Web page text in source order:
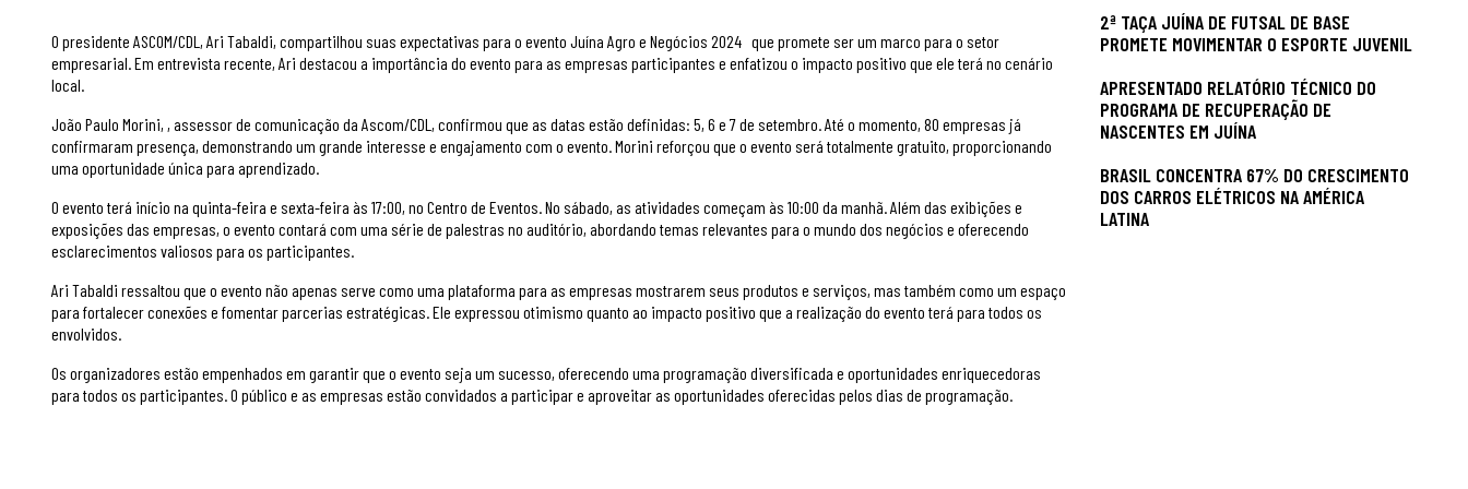
O presidente ASCOM/CDL, Ari Tabaldi, compartilhou suas expectativas para o evento Juína Agro e Negócios 2024 que promete ser um marco para o setor
empresarial. Em entrevista recente, Ari destacou a importância do evento para as empresas participantes e enfatizou o impacto positivo que ele terá no cenário
local.
João Paulo Morini, , assessor de comunicação da Ascom/CDL, confirmou que as datas estão definidas: 5, 6 e 7 de setembro. Até o momento, 80 empresas já
confirmaram presença, demonstrando um grande interesse e engajamento com o evento. Morini reforçou que o evento será totalmente gratuito, proporcionando
uma oportunidade única para aprendizado.
O evento terá início na quinta-feira e sexta-feira às 17:00, no Centro de Eventos. No sábado, as atividades começam às 10:00 da manhã. Além das exibições e
exposições das empresas, o evento contará com uma série de palestras no auditório, abordando temas relevantes para o mundo dos negócios e oferecendo
esclarecimentos valiosos para os participantes.
Ari Tabaldi ressaltou que o evento não apenas serve como uma plataforma para as empresas mostrarem seus produtos e serviços, mas também como um espaço
para fortalecer conexões e fomentar parcerias estratégicas. Ele expressou otimismo quanto ao impacto positivo que a realização do evento terá para todos os
envolvidos.
Os organizadores estão empenhados em garantir que o evento seja um sucesso, oferecendo uma programação diversificada e oportunidades enriquecedoras
para todos os participantes. O público e as empresas estão convidados a participar e aproveitar as oportunidades oferecidas pelos dias de programação.
2ª TAÇA JUÍNA DE FUTSAL DE BASE
PROMETE MOVIMENTAR O ESPORTE JUVENIL
APRESENTADO RELATÓRIO TÉCNICO DO
PROGRAMA DE RECUPERAÇÃO DE
NASCENTES EM JUÍNA
BRASIL CONCENTRA 67% DO CRESCIMENTO
DOS CARROS ELÉTRICOS NA AMÉRICA
LATINA